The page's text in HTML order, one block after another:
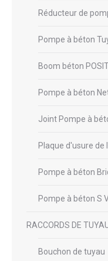
Réducteur de
Pompe à béton
Boom béton
Pompe à béton
Joint Pompe à
Plaque d'usure de
Pompe à béton
Pompe à béton S
RACCORDS DE
Bouchon de tuyau